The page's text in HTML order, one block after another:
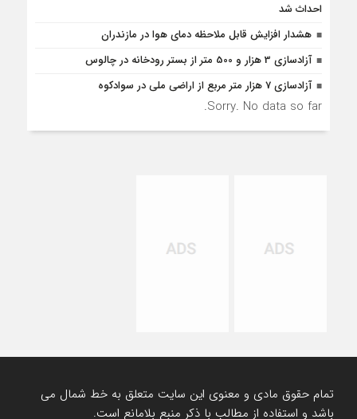
احداث شد
هشدار افزایش قابل ملاحظه دمای هوا در مازندران
آزادسازی 3 هزار و 500 متر از بستر رودخانه در چالوس
آزادسازی 7 هزار متر مربع از اراضی ملی در سوادکوه
Sorry. No data so far.
تمام حقوق مادی و معنوی این سایت متعلق به خط شمال می
باشد و استفاده از مطالب با ذکر منبع بلامانع است.